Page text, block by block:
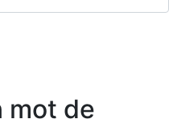
mot de